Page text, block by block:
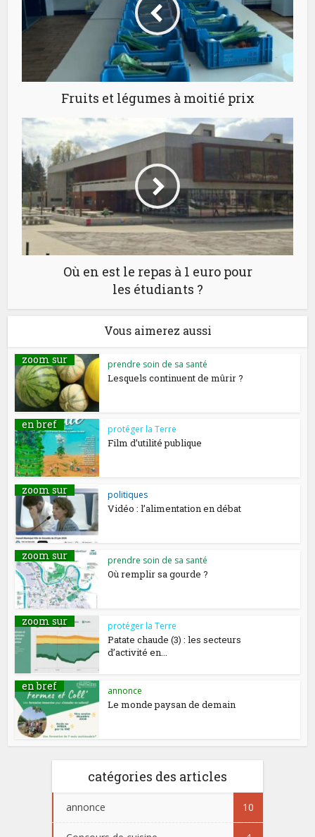
Fruits et légumes à moitié prix
Où en est le repas à 1 euro pour
les étudiants ?
Vous aimerez aussi
zoom sur prendre soin de sa santé
Lesquels continuent de mûrir ?
en bref protéger la Terre
Film d’utilité publique
zoom sur politiques
Vidéo : l’alimentation en débat
zoom sur prendre soin de sa santé
Où remplir sa gourde ?
zoom sur protéger la Terre
Patate chaude (3) : les secteurs
d’activité en...
en bref annonce
Le monde paysan de demain
catégories des articles
annonce 10